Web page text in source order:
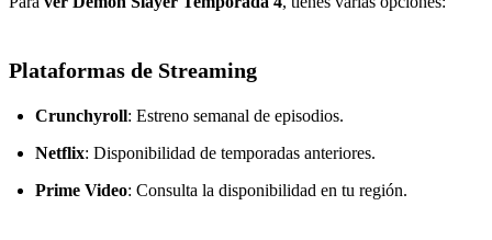
Plataformas de Streaming
Crunchyroll: Estreno semanal de episodios.
Netflix: Disponibilidad de temporadas anteriores.
Prime Video: Consulta la disponibilidad en tu región.